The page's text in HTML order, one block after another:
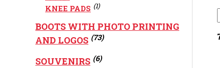
KNEE PADS (1)
BOOTS WITH PHOTO PRINTING
AND LOGOS (73)
SOUVENIRS (6)